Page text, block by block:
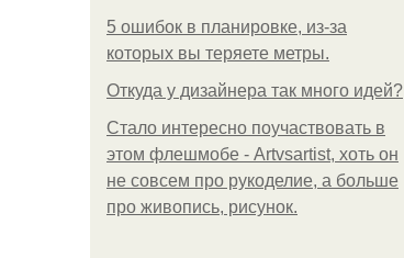
5 ошибок в планировке, из-за
которых вы теряете метры.
Откуда у дизайнера так много идей?
Стало интересно поучаствовать в
этом флешмобе - Artvsartist, хоть он
не совсем про рукоделие, а больше
про живопись, рисунок.